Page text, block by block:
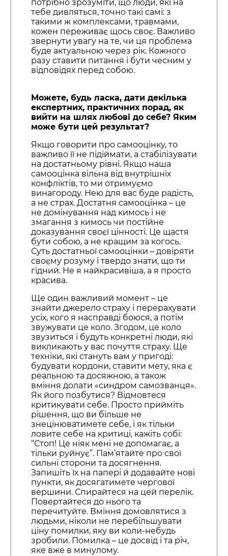
потрібно зрозуміти, що люди, які на
тебе дивляться, точно такі самі: з
такими ж комплексами, травмами,
кожен переживає щось своє. Важливо
звернути увагу на те, чи ця проблема
буде актуальною через рік. Кожного
разу ставити питання і бути чесним у
відповідях перед собою.
Можете, будь ласка, дати декілька
експертних, практичних порад, як
вийти на шлях любові до себе? Яким
може бути цей результат?
Якщо говорити про самооцінку, то
важливо її не підіймати, а стабілізувати
на достатньому рівні. Якщо наша
самооцінка вільна від внутрішніх
конфліктів, то ми отримуємо
винагороду. Нею для вас буде радість,
а не страх. Достатня самооцінка – це
не домінування над кимось і не
змагання з кимось чи постійне
доказування своєї цінності. Це щастя
бути собою, а не кращим за когось.
Суть достатньої самооцінки – довіряти
своєму розуму і твердо знати, що ти
гідний. Не я найкрасивіша, а я просто
красива.
Ще один важливий момент – це
знайти джерело страху і перерахувати
усіх, кого я насправді боюся, а потім
звужувати це коло. Згодом, це коло
звузиться і будуть конкретні люди, які
викликають у вас почуття страху. Ще
техніки, які стануть вам у пригоді:
будувати кордони, ставити мету, яка є
реальною та досяжною, а також
вміння долати «синдром самозванця».
Як його позбутися? Відмовтеся
критикувати себе. Просто прийміть
рішення, що ви більше не
знецінюватимете себе, і як тільки
ловите себе на критиці, кажіть собі:
“Стоп! Це ніяк мені не допомагає, а
тільки руйнує”. Пам’ятайте про свої
сильні сторони та досягнення.
Запишіть їх на папері й додавайте нові
пункти, як досягатимете чергової
вершини. Спирайтеся на цей перелік.
Повертайтеся до нього та
перечитуйте. Вміння домовлятися з
людьми, ніколи не перебільшувати
ціну помилки, яку ви коли-небудь
зробили. Помилка – це досвід і та річ,
яке вже в минулому.